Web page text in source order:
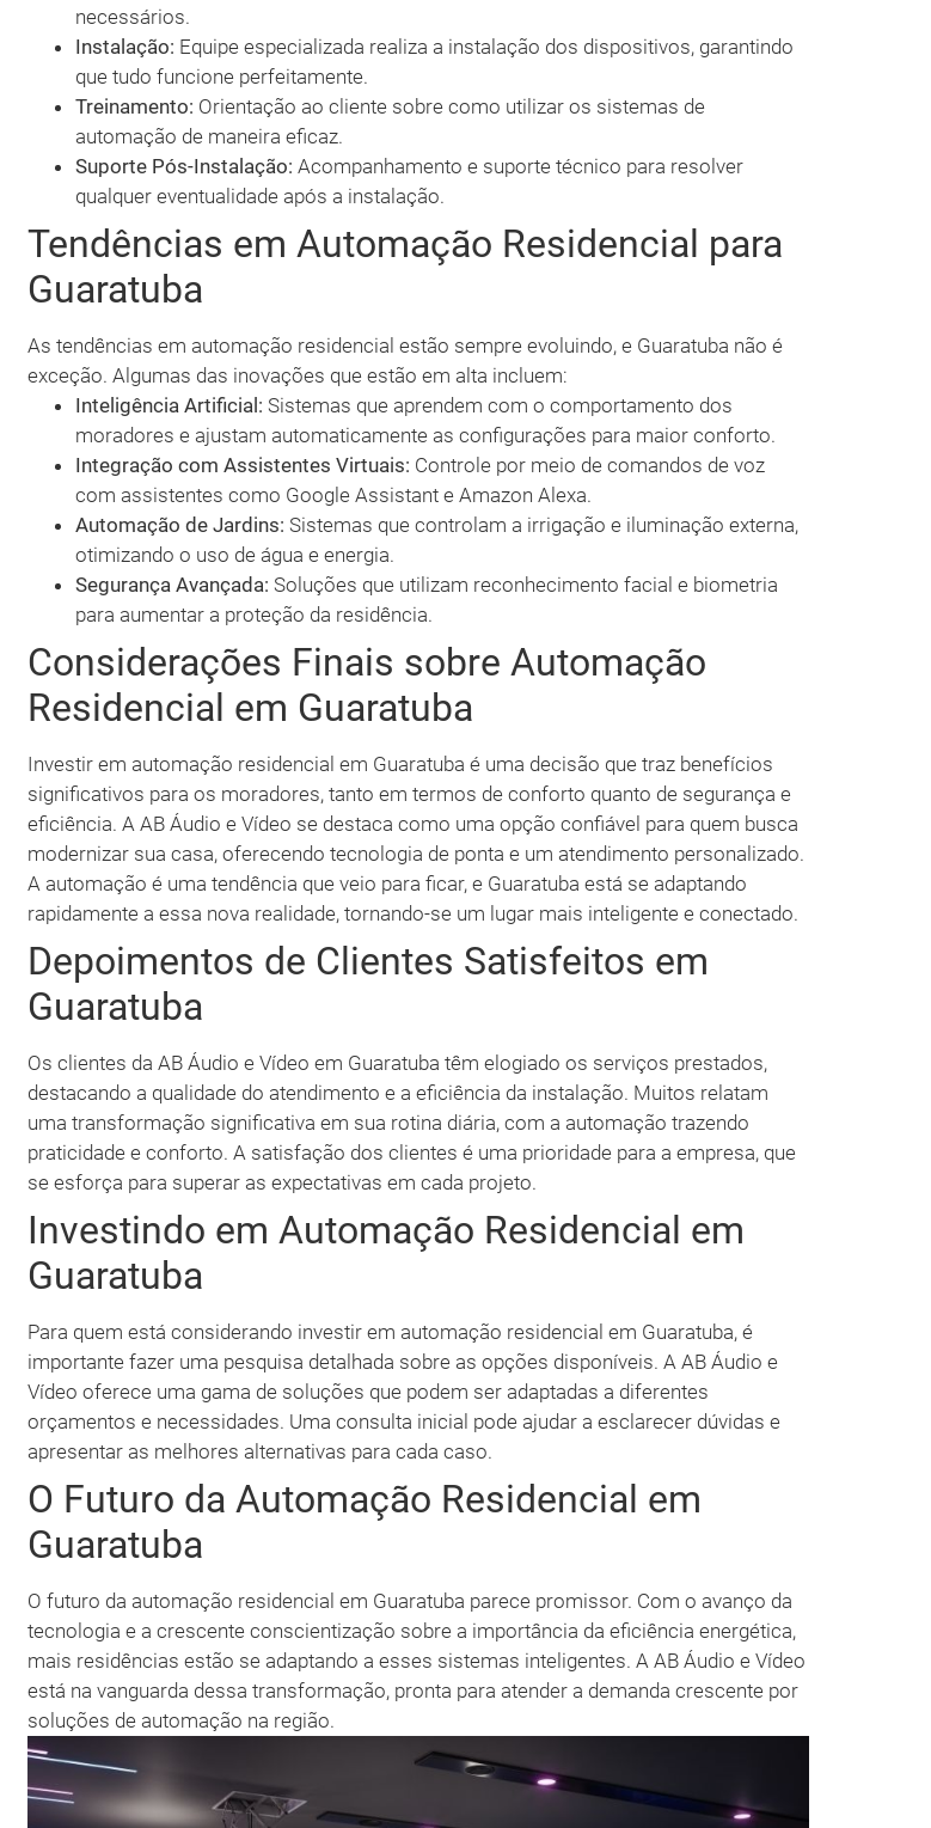
necessários.
Instalação: Equipe especializada realiza a instalação dos dispositivos, garantindo
que tudo funcione perfeitamente.
Treinamento: Orientação ao cliente sobre como utilizar os sistemas de
automação de maneira eficaz.
Suporte Pós-Instalação: Acompanhamento e suporte técnico para resolver
qualquer eventualidade após a instalação.
Tendências em Automação Residencial para
Guaratuba
As tendências em automação residencial estão sempre evoluindo, e Guaratuba não é
exceção. Algumas das inovações que estão em alta incluem:
Inteligência Artificial: Sistemas que aprendem com o comportamento dos
moradores e ajustam automaticamente as configurações para maior conforto.
Integração com Assistentes Virtuais: Controle por meio de comandos de voz
com assistentes como Google Assistant e Amazon Alexa.
Automação de Jardins: Sistemas que controlam a irrigação e iluminação externa,
otimizando o uso de água e energia.
Segurança Avançada: Soluções que utilizam reconhecimento facial e biometria
para aumentar a proteção da residência.
Considerações Finais sobre Automação
Residencial em Guaratuba
Investir em automação residencial em Guaratuba é uma decisão que traz benefícios
significativos para os moradores, tanto em termos de conforto quanto de segurança e
eficiência. A AB Áudio e Vídeo se destaca como uma opção confiável para quem busca
modernizar sua casa, oferecendo tecnologia de ponta e um atendimento personalizado.
A automação é uma tendência que veio para ficar, e Guaratuba está se adaptando
rapidamente a essa nova realidade, tornando-se um lugar mais inteligente e conectado.
Depoimentos de Clientes Satisfeitos em
Guaratuba
Os clientes da AB Áudio e Vídeo em Guaratuba têm elogiado os serviços prestados,
destacando a qualidade do atendimento e a eficiência da instalação. Muitos relatam
uma transformação significativa em sua rotina diária, com a automação trazendo
praticidade e conforto. A satisfação dos clientes é uma prioridade para a empresa, que
se esforça para superar as expectativas em cada projeto.
Investindo em Automação Residencial em
Guaratuba
Para quem está considerando investir em automação residencial em Guaratuba, é
importante fazer uma pesquisa detalhada sobre as opções disponíveis. A AB Áudio e
Vídeo oferece uma gama de soluções que podem ser adaptadas a diferentes
orçamentos e necessidades. Uma consulta inicial pode ajudar a esclarecer dúvidas e
apresentar as melhores alternativas para cada caso.
O Futuro da Automação Residencial em
Guaratuba
O futuro da automação residencial em Guaratuba parece promissor. Com o avanço da
tecnologia e a crescente conscientização sobre a importância da eficiência energética,
mais residências estão se adaptando a esses sistemas inteligentes. A AB Áudio e Vídeo
está na vanguarda dessa transformação, pronta para atender a demanda crescente por
soluções de automação na região.